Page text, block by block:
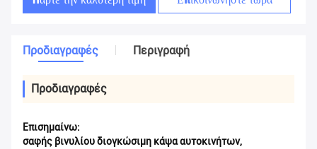
Προδιαγραφές Περιγραφή
Προδιαγραφές
Επισημαίνω:
σαφής βινυλίου διογκώσιμη κάψα αυτοκινήτων,